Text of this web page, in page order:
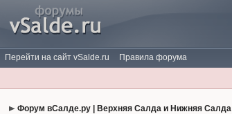
Перейти на сайт vSalde.ru Правила форума
Форум вСалде.ру | Верхняя Салда и Нижняя Салда